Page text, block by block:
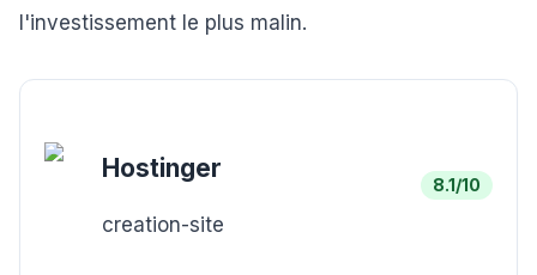
l'investissement le plus malin.
Hostinger
creation-site
8.1/10